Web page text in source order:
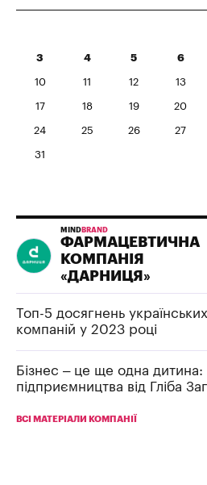
3 4 5 6
10 11 12 13
17 18 19 20
24 25 26 27
31
MIND BRAND
ФАРМАЦЕВТИЧНА
КОМПАНІЯ
«ДАРНИЦЯ»
Топ-5 досягнень
компаній у 2023 році
Бізнес – це ще одна
підприємництва від Гліба
ВСІ МАТЕРІАЛИ КОМПАНІЇ